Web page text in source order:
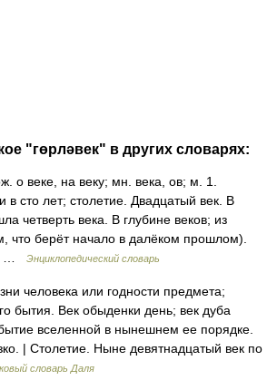
"гөрләвек" в других словарях:
о веке, на веку; мн. века, ов; м. 1.
в сто лет; столетие. Двадцатый век. В
четверть века. В глубине веков; из
что берёт начало в далёком прошлом).
…
Энциклопедический словарь
человека или годности предмета;
бытия. Век обыденки день; век дуба
вселенной в нынешнем ее порядке.
| Столетие. Ныне девятнадцатый век по
словарь Даля